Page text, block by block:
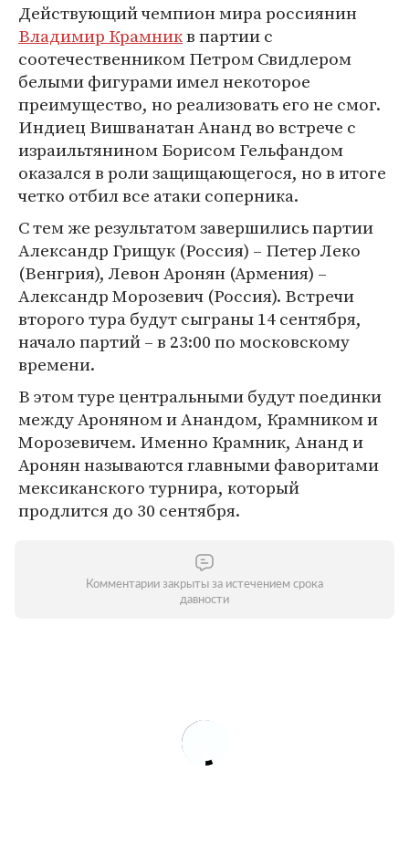
Действующий чемпион мира россиянин
Владимир Крамникв партии с
соотечественником Петром Свидлером
белыми фигурами имел некоторое
преимущество, но реализовать его не смог.
Индиец Вишванатан Ананд во встрече с
израильтянином Борисом Гельфандом
оказался в роли защищающегося, но в итоге
четко отбил все атаки соперника.
С тем же результатом завершились партии
Александр Грищук (Россия) – Петер Леко
(Венгрия), Левон Аронян (Армения) –
Александр Морозевич (Россия). Встречи
второго тура будут сыграны 14 сентября,
начало партий – в 23:00 по московскому
времени.
В этом туре центральными будут поединки
между Ароняном и Анандом, Крамником и
Морозевичем. Именно Крамник, Ананд и
Аронян называются главными фаворитами
мексиканского турнира, который
продлится до 30 сентября.
Комментарии закрыты за истечением срока
давности